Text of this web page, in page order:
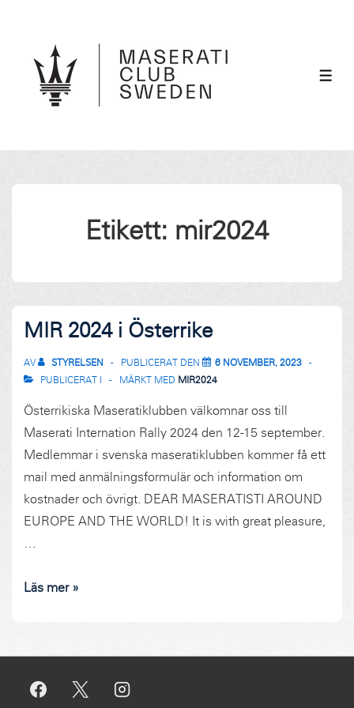
huvudinnehåll
Etikett: mir2024
MIR 2024 i Österrike
AV STYRELSEN PUBLICERAT DEN
6 NOVEMBER, 2023
PUBLICERAT I
MÄRKT MED MIR2024
Österrikiska Maseratiklubben välkomnar oss till
Maserati Internation Rally 2024 den 12-15 september.
Medlemmar i svenska maseratiklubben kommer få ett
mail med anmälningsformulär och information om
kostnader och övrigt. DEAR MASERATISTI AROUND
EUROPE AND THE WORLD! It is with great pleasure,
…
MIR
Österrike
Läs mer »